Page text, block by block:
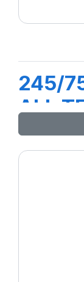
245/
ALL